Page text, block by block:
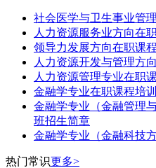
社会医学与卫生事业管
人力资源服务业方向在
领导力发展方向在职课
人力资源开发与管理方
人力资源管理专业在职
金融学专业在职课程培
金融学专业（金融管理
班招生简章
金融学专业（​金融科技
热门常识更多>